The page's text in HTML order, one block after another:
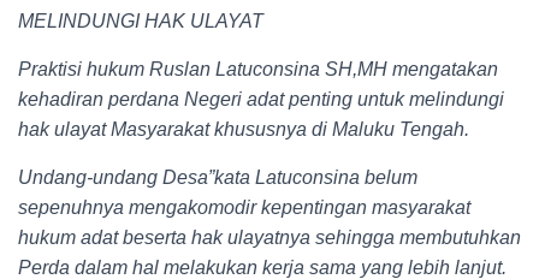
MELINDUNGI HAK ULAYAT
Praktisi hukum Ruslan Latuconsina SH,MH mengatakan
kehadiran perdana Negeri adat penting untuk melindungi
hak ulayat Masyarakat khususnya di Maluku Tengah.
Undang-undang Desa”kata Latuconsina belum
sepenuhnya mengakomodir kepentingan masyarakat
hukum adat beserta hak ulayatnya sehingga membutuhkan
Perda dalam hal melakukan kerja sama yang lebih lanjut.